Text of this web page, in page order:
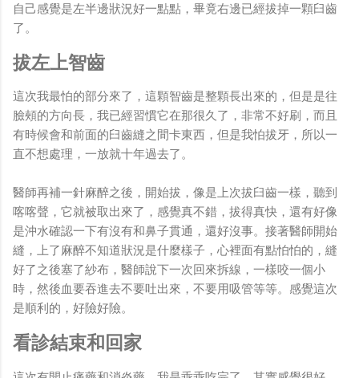
自己感覺是左半邊狀況好一點點，畢竟右邊已經拔掉一顆臼齒
了。
拔左上智齒
這次我最怕的部分來了，這顆智齒是整顆長出來的，但是是往
臉頰的方向長，我已經習慣它在那很久了，非常不好刷，而且
有時候會和前面的臼齒縫之間卡東西，但是我怕拔牙，所以一
直不想處理，一放就十年過去了。
醫師再補一針麻醉之後，開始拔，像是上次拔臼齒一樣，聽到
喀喀聲，它就被取出來了，感覺真不錯，拔得真快，還有好像
是沖水確認一下有沒有和鼻子貫通，還好沒事。接著醫師開始
縫，上了麻醉不知道狀況是什麼樣子，心裡面有點怕怕的，縫
好了之後塞了紗布，醫師說下一次回來拆線，一樣咬一個小
時，然後血要吞進去不要吐出來，不要用吸管等等。感覺這次
是順利的，好險好險。
看診結束和回家